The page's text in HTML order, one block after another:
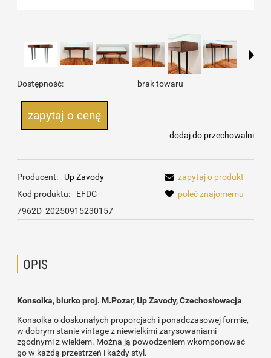
Dostępność: brak towaru
zapytaj o cenę
dodaj do przechowalni
Producent:
Up Zavody
Kod produktu:
EFDC-
7962D_20250915230157
zapytaj o produkt
poleć znajomemu
OPIS
Konsolka, biurko proj. M.Pozar, Up Zavody, Czechosłowacja
Konsolka o doskonałych proporcjach i ponadczasowej formie,
w dobrym stanie vintage z niewielkimi zarysowaniami
zgodnymi z wiekiem. Można ją powodzeniem wkomponować
go w każdą przestrzeń i każdy styl.